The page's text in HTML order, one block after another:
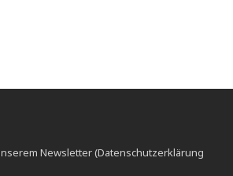
Newsletter (Datenschutzerklärung